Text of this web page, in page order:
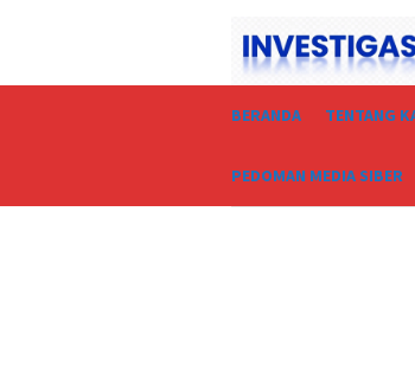
BERANDA TENTANG
PEDOMAN MEDIA SIBER